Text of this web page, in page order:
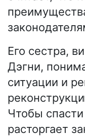
Его сестра,
Дэгни,
ситуации и
Чтобы
расторгает